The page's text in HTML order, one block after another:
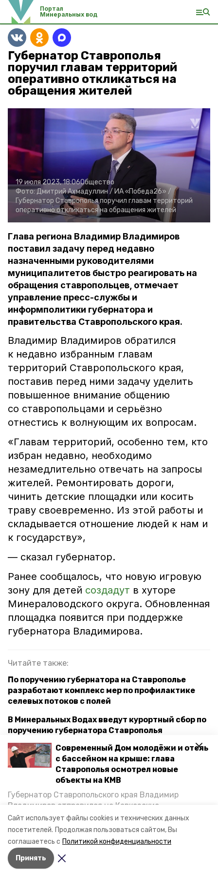
Сайт использует файлы cookies и технических данных
посетителей. Продолжая пользоваться сайтом, Вы
соглашаетесь с Политикой конфиденциальности
Принять
Современный Дом молодёжи и отель
с бассейном на крыше: глава
Ставрополья осмотрел новые
объекты на КМВ
Губернатор Ставропольского края Владимир
Владимиров отправился на Кавказские
Минеральные Воды, чтобы проинспектировать
строительство объектов в Кисловодске и
Минводах, а также выслушать предложения о
постройке новых точек притяжения для местных
жителей. Подробнее — в материале «Победы26».
Портал
Минеральных вод
Губернатор Ставрополья
поручил главам территорий
оперативно откликаться на
обращения жителей
19 июля 2023, 18:06Общество
Фото:Дмитрий Ахмадуллин / ИА «Победа26» /
Губернатор Ставрополья поручил главам территорий
оперативно откликаться на обращения жителей
Глава региона Владимир Владимиров
поставил задачу перед недавно
назначенными руководителями
муниципалитетов быстро реагировать на
обращения ставропольцев, отмечает
управление пресс-службы и
информполитики губернатора и
правительства Ставропольского края.
Владимир Владимиров обратился
к недавно избранным главам
территорий Ставропольского края,
поставив перед ними задачу уделить
повышенное внимание общению
со ставропольцами и серьёзно
отнестись к волнующим их вопросам.
«Главам территорий, особенно тем, кто
избран недавно, необходимо
незамедлительно отвечать на запросы
жителей. Ремонтировать дороги,
чинить детские площадки или косить
траву своевременно. Из этой работы и
складывается отношение людей к нам и
к государству»,
— сказал губернатор.
Ранее сообщалось, что новую игровую
зону для детей создадут в хуторе
Минераловодского округа. Обновленная
площадка появится при поддержке
губернатора Владимирова.
Читайте также:
По поручению губернатора на Ставрополье
разработают комплекс мер по профилактике
селевых потоков с полей
В Минеральных Водах введут курортный сбор по
поручению губернатора Ставрополья
губернатор владимир владимиров
ставропольский край
Авторы: Маргарита Сабитова